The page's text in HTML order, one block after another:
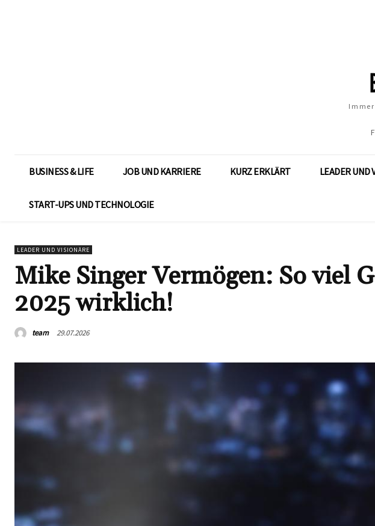
BUSINESS & LIFE JOB UND KARRIERE KURZ ERKLÄRT LEADER UND
START-UPS UND TECHNOLOGIE
LEADER UND VISIONÄRE
Mike Singer Vermögen: So viel
2025 wirklich!
team 29.07.2026